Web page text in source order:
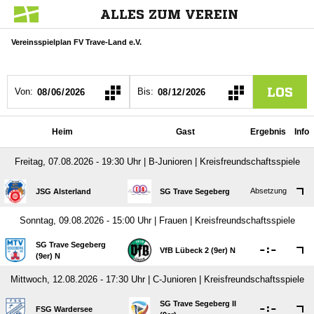
ALLES ZUM VEREIN
Vereinsspielplan FV Trave-Land e.V.
Von: Bis: LOS
Heim Gast Ergebnis Info
Freitag, 07.08.2026 - 19:30 Uhr | B-Junioren | Kreisfreundschaftsspiele
JSG Alsterland SG Trave Segeberg Absetzung
Sonntag, 09.08.2026 - 15:00 Uhr | Frauen | Kreisfreundschaftsspiele
SG Trave Segeberg
(9er) N
VfB Lübeck 2 (9er) N :
Mittwoch, 12.08.2026 - 17:30 Uhr | C-Junioren | Kreisfreundschaftsspiele
FSG Wardersee
SG Trave Segeberg II
: